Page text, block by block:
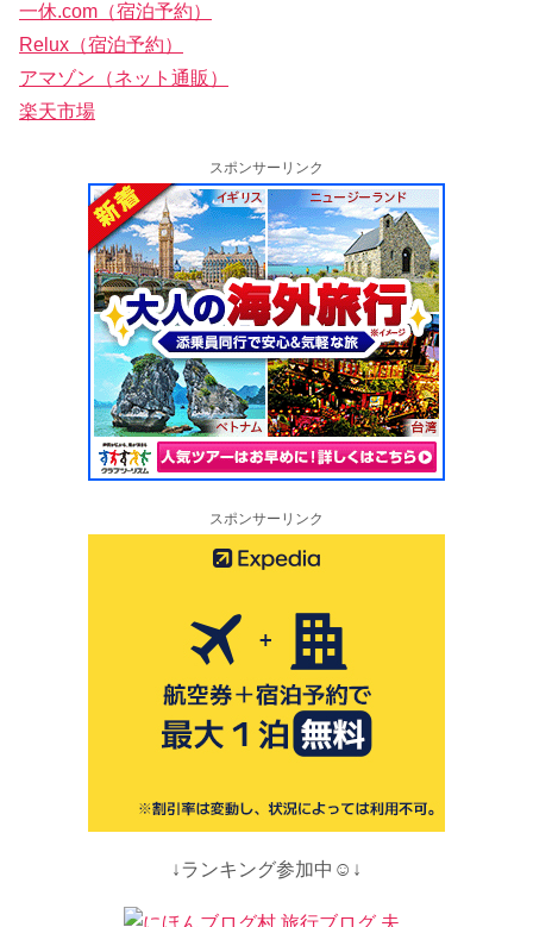
一休.com（宿泊予約）
Relux（宿泊予約）
アマゾン（ネット通販）
楽天市場
スポンサーリンク
スポンサーリンク
↓ランキング参加中☺↓